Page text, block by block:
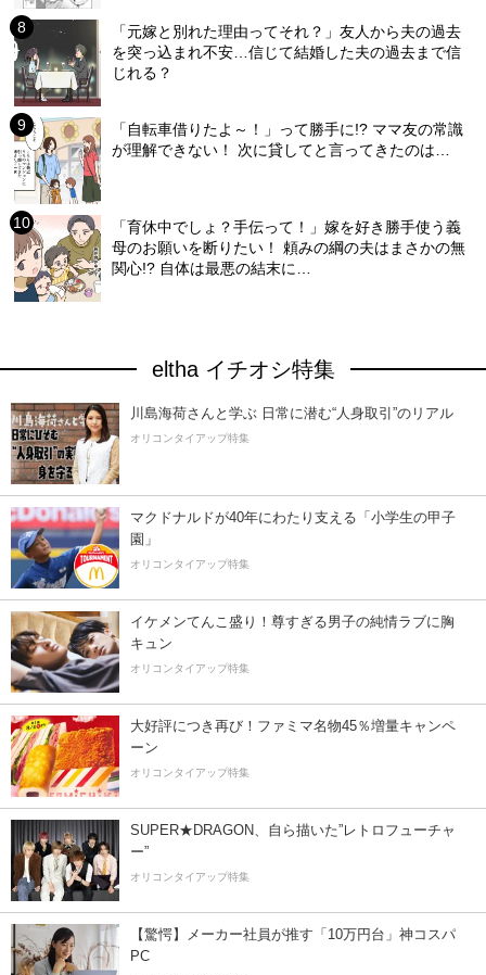
「元嫁と別れた理由ってそれ？」友人から夫の過去
を突っ込まれ不安…信じて結婚した夫の過去まで信
じれる？
「自転車借りたよ～！」って勝手に!? ママ友の常識
が理解できない！ 次に貸してと言ってきたのは…
「育休中でしょ？手伝って！」嫁を好き勝手使う義
母のお願いを断りたい！ 頼みの綱の夫はまさかの無
関心!? 自体は最悪の結末に…
eltha イチオシ特集
川島海荷さんと学ぶ 日常に潜む“人身取引”のリアル
オリコンタイアップ特集
マクドナルドが40年にわたり支える「小学生の甲子
園」
オリコンタイアップ特集
イケメンてんこ盛り！尊すぎる男子の純情ラブに胸
キュン
オリコンタイアップ特集
大好評につき再び！ファミマ名物45％増量キャンペ
ーン
オリコンタイアップ特集
SUPER★DRAGON、自ら描いた”レトロフューチャ
ー”
オリコンタイアップ特集
【驚愕】メーカー社員が推す「10万円台」神コスパ
PC